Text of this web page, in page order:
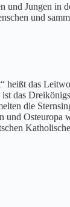
Jungen in
und
heißt das
das
die